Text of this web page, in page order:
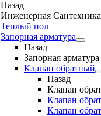
Назад
Инженерная Сантехника
Теплый пол
Запорная арматура
Назад
Запорная арматура
Клапан обратный
Назад
Клапан
Клапан
Клапан